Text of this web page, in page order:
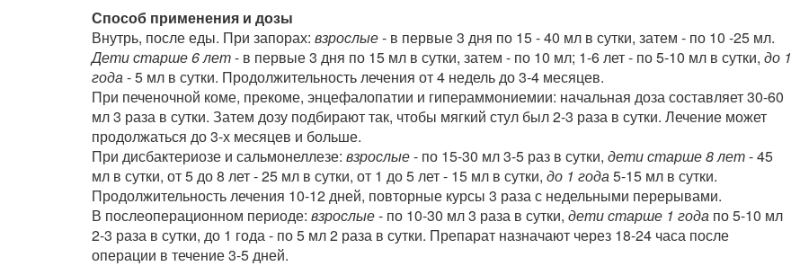
Способ применения и дозы
Внутрь, после еды. При запорах: взрослые- в первые 3 дня по 15 - 40 мл в сутки, затем - по 10 -25 мл.
Дети старше 6 лет- в первые 3 дня по 15 мл в сутки, затем - по 10 мл; 1-6 лет - по 5-10 мл в сутки, до 1
года- 5 мл в сутки. Продолжительность лечения от 4 недель до 3-4 месяцев.
При печеночной коме, прекоме, энцефалопатии и гипераммониемии: начальная доза составляет 30-60
мл 3 раза в сутки. Затем дозу подбирают так, чтобы мягкий стул был 2-3 раза в сутки. Лечение может
продолжаться до 3-х месяцев и больше.
При дисбактериозе и сальмонеллезе: взрослые- по 15-30 мл 3-5 раз в сутки, дети старше 8 лет- 45
мл в сутки, от 5 до 8 лет - 25 мл в сутки, от 1 до 5 лет - 15 мл в сутки, до 1 года5-15 мл в сутки.
Продолжительность лечения 10-12 дней, повторные курсы 3 раза с недельными перерывами.
В послеоперационном периоде: взрослые- по 10-30 мл 3 раза в сутки, дети старше 1 года по 5-10 мл
2-3 раза в сутки, до 1 года - по 5 мл 2 раза в сутки. Препарат назначают через 18-24 часа после
операции в течение 3-5 дней.